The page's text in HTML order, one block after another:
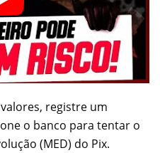
registre um
o banco para tentar o
(MED) do Pix.